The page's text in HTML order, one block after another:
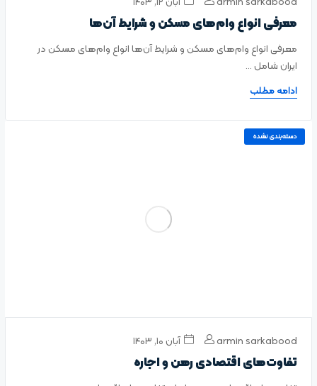
معرفی انواع وام‌های مسکن و شرایط آن‌ها
معرفی انواع وام‌های مسکن و شرایط آن‌ها انواع وام‌های مسکن در
ایران شامل ...
ادامه مطلب
دسته‌بندی نشده
armin sarkabood آبان ۱۰, ۱۴۰۳
تفاوت‌های اقتصادی رهن و اجاره